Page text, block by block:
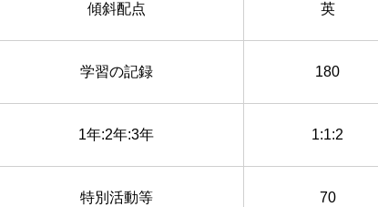
傾斜配点 英
学習の記録 180
1年:2年:3年 1:1:2
特別活動等 70